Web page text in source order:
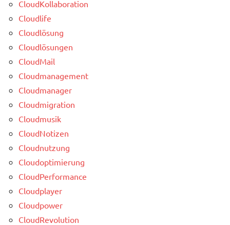
CloudKollaboration
Cloudlife
Cloudlösung
Cloudlösungen
CloudMail
Cloudmanagement
Cloudmanager
Cloudmigration
Cloudmusik
CloudNotizen
Cloudnutzung
Cloudoptimierung
CloudPerformance
Cloudplayer
Cloudpower
CloudRevolution